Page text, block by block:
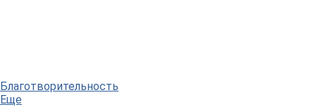
Благотворительность
Еще